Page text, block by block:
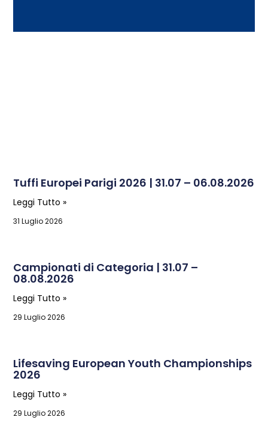
Tuffi Europei Parigi 2026 | 31.07 – 06.08.2026
Leggi Tutto »
31 Luglio 2026
Campionati di Categoria | 31.07 –
08.08.2026
Leggi Tutto »
29 Luglio 2026
Lifesaving European Youth Championships
2026
Leggi Tutto »
29 Luglio 2026